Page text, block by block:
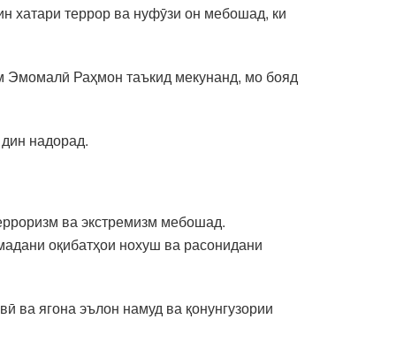
хатари террор ва нуфӯзи он мебошад, ки
Эмомалӣ Раҳмон таъкид мекунанд, мо бояд
надорад.
ва экстремизм мебошад.
оқибатҳои нохуш ва расонидани
ва ягона эълон намуд ва қонунгузории